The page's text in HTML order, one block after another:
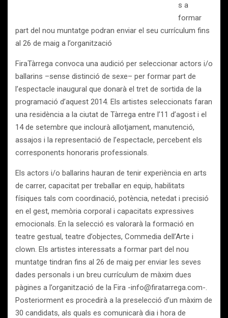
s a
formar
part del nou muntatge podran enviar el seu currículum fins
al 26 de maig a l’organització
FiraTàrrega convoca una audició per seleccionar actors i/o
ballarins –sense distinció de sexe– per formar part de
l’espectacle inaugural que donarà el tret de sortida de la
programació d’aquest 2014. Els artistes seleccionats faran
una residència a la ciutat de Tàrrega entre l’11 d’agost i el
14 de setembre que inclourà allotjament, manutenció,
assajos i la representació de l’espectacle, percebent els
corresponents honoraris professionals.
Els actors i/o ballarins hauran de tenir experiència en arts
de carrer, capacitat per treballar en equip, habilitats
físiques tals com coordinació, potència, netedat i precisió
en el gest, memòria corporal i capacitats expressives
emocionals. En la selecció es valorarà la formació en
teatre gestual, teatre d’objectes, Commedia dell’Arte i
clown. Els artistes interessats a formar part del nou
muntatge tindran fins al 26 de maig per enviar les seves
dades personals i un breu currículum de màxim dues
pàgines a l’organització de la Fira -info@firatarrega.com-.
Posteriorment es procedirà a la preselecció d’un màxim de
30 candidats, als quals es comunicarà dia i hora de